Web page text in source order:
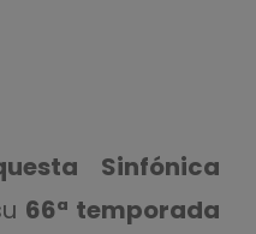
Sinfónica
66ª temporada